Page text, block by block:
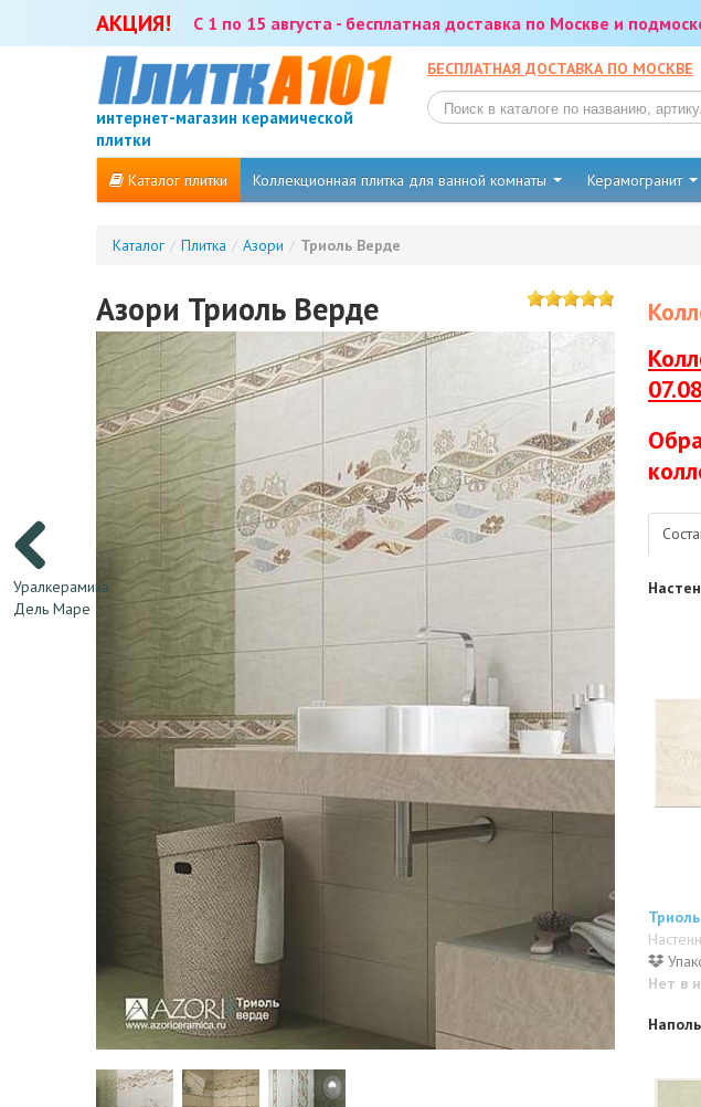
АКЦИЯ! С 1 по 15 августа - бесплатная доставка по Москве и
интернет-магазин керамической
плитки
БЕСПЛАТНАЯ ДОСТАВКА ПО МОСКВЕ
Каталог плитки Коллекционная плитка для ванной комнаты Керамогранит
Каталог / Плитка / Азори / Триоль Верде
Уралкерамика
Дель Маре
Азори Триоль Верде
Нет в